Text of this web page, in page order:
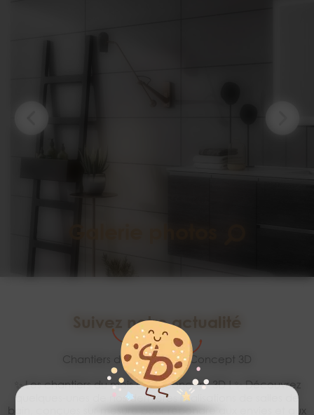
Suivez notre actualité
Chantiers du mois signés Concept 3D
31/07/2026
✨ Les chantiers du mois chez Concept 3D ! ✨ Découvrez
quelques-unes de nos dernières réalisations de salles de
bain, conçues sur mesure pour répondre aux envies et aux